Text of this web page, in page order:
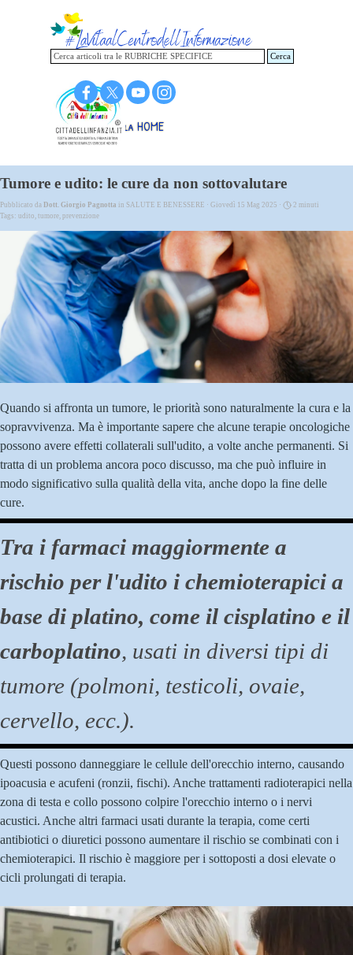
Torna alla HOME
Cerca
Tumore e udito: le cure da non sottovalutare
Pubblicato da Dott. Giorgio Pagnotta in SALUTE E BENESSERE · Giovedì 15 Mag 2025 ·
2 minuti
Tags: udito, tumore, prevenzione
Quando si affronta un tumore, le priorità sono naturalmente la cura e la
sopravvivenza. Ma è importante sapere che alcune terapie oncologiche
possono avere effetti collaterali sull'udito, a volte anche permanenti. Si
tratta di un problema ancora poco discusso, ma che può influire in
modo significativo sulla qualità della vita, anche dopo la fine delle
cure.
Tra i farmaci maggiormente a
rischio per l'udito i chemioterapici a
base di platino, come il cisplatino e il
carboplatino, usati in diversi tipi di
tumore (polmoni, testicoli, ovaie,
cervello, ecc.).
Questi possono danneggiare le cellule dell'orecchio interno, causando
ipoacusia e acufeni (ronzii, fischi). Anche trattamenti radioterapici nella
zona di testa e collo possono colpire l'orecchio interno o i nervi
acustici. Anche altri farmaci usati durante la terapia, come certi
antibiotici o diuretici possono aumentare il rischio se combinati con i
chemioterapici. Il rischio è maggiore per i sottoposti a dosi elevate o
cicli prolungati di terapia.